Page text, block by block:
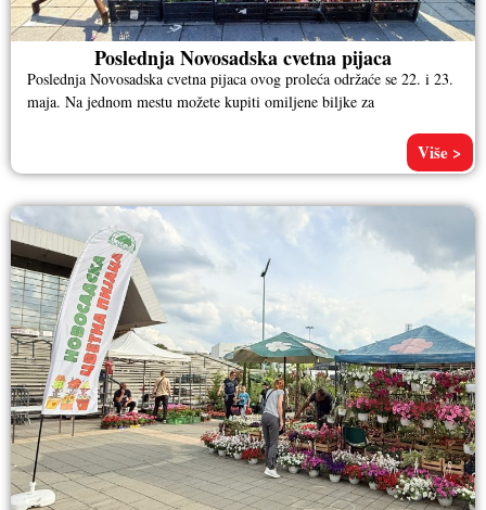
Poslednja Novosadska cvetna pijaca
Poslednja Novosadska cvetna pijaca ovog proleća održaće se 22. i 23.
maja. Na jednom mestu možete kupiti omiljene biljke za
Više >